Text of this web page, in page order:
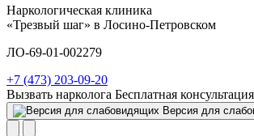
Наркологическая клиника
«Трезвый шаг» в Лосино-Петровском
ЛО-69-01-002279
+7 (473) 203-09-20
Вызвать нарколога Бесплатная консультация
Версия для